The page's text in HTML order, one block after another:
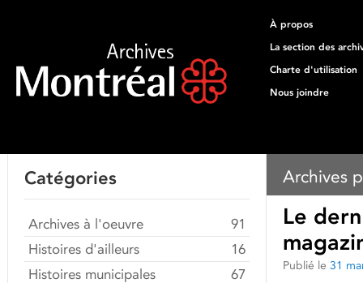
À propos
La section des
Charte d'utilisation
Nous joindre
Archives
Le
Publié le 31
Catégories
Archives à l'oeuvre
91
Histoires d'ailleurs
16
Histoires municipales
67